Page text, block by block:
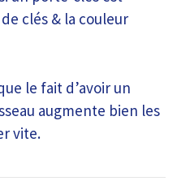
clés & la couleur
le fait d’avoir un
augmente bien les
vite.